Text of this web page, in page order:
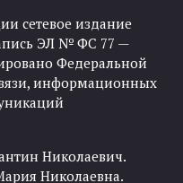
сетевое издание
ЭЛ № ФС 77 —
Федеральной
информационных
Николаевич.
Николаевна.